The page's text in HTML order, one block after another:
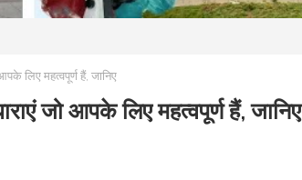
लिए महत्वपूर्ण हैं, जानिए
जो आपके लिए महत्वपूर्ण हैं, जानिए